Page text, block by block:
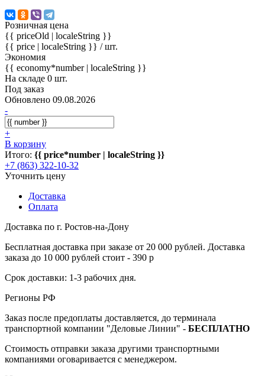
Розничная цена
{{ priceOld | localeString }}
{{ price | localeString }} / шт.
Экономия
{{ economy*number | localeString }}
На складе 0 шт.
Под заказ
Обновлено 09.08.2026
-
+
В корзину
Итого: {{ price*number | localeString }}
+7 (863) 322-10-32
Уточнить цену
Доставка
Оплата
Доставка по г. Ростов-на-Дону
Бесплатная доставка при заказе от 20 000 рублей. Доставка
заказа до 10 000 рублей стоит - 390 р
Срок доставки: 1-3 рабочих дня.
Регионы РФ
Заказ после предоплаты доставляется, до терминала
транспортной компании "Деловые Линии" - БЕСПЛАТНО
Стоимость отправки заказа другими транспортными
компаниями оговаривается с менеджером.